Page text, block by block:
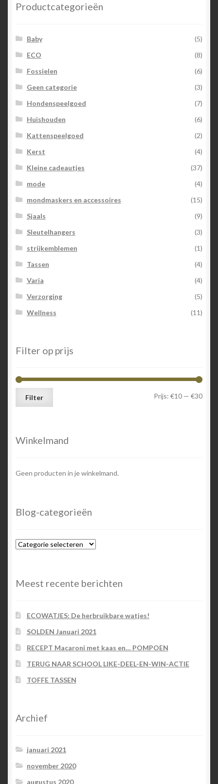
Productcategorieën
Baby
(5)
ECO
(8)
Fossielen
(6)
Geen categorie
(3)
Hondenspeelgoed
(7)
Huishouden
(6)
Kattenspeelgoed
(2)
Kerst
(4)
Kleine cadeautjes
(37)
mode
(4)
mondmaskers en accessoires
(15)
Sjaals
(9)
Sleutelhangers
(3)
strijkemblemen
(1)
Tassen
(4)
Varia
(4)
Verzorging
(5)
Wellness
(11)
Filter op prijs
Min.
Max.
Filter Prijs: €10 — €30
Winkelmand
Geen producten in je winkelmand.
Blog-categorieën
Blog-
Meest recente berichten
ECOWATJES: De herbruikbare watjes!
SOLDEN Januari 2021
RECEPT Macaroni met kaas en… POMPOEN
TERUG NAAR SCHOOL LIKE-DEEL-EN-WIN-ACTIE
TOFFE TASSEN
Archief
januari 2021
november 2020
augustus 2020